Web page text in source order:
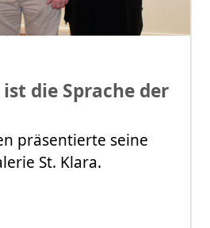
die Sprache der
präsentierte seine
St. Klara.